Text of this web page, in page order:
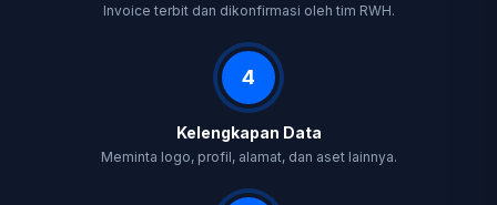
Invoice terbit dan dikonfirmasi oleh tim RWH.
4
Kelengkapan Data
Meminta logo, profil, alamat, dan aset lainnya.